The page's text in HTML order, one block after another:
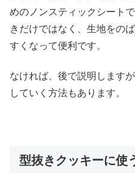
めのノンスティックシート
きだけではなく、生地をの
すくなって便利です。
なければ、後で説明します
していく方法もあります。
型抜きクッキーに使